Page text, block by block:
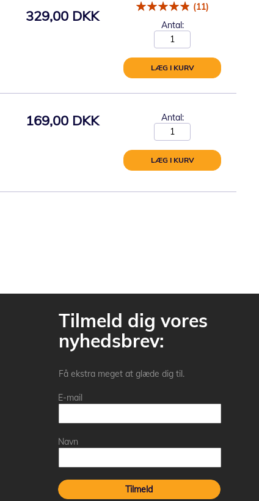
329,00 DKK
(11)
Antal:
LÆG I KURV
169,00 DKK Antal:
LÆG I KURV
Tilmeld dig vores
nyhedsbrev:
Få ekstra meget at glæde dig til.
E-mail
Navn
Tilmeld